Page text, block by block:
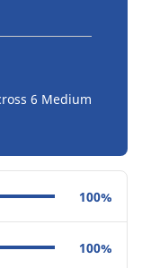
6 Medium
100%
100%